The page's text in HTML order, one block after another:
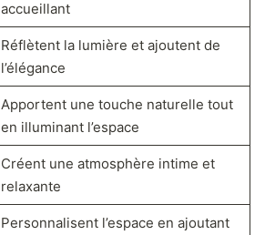
accueillant
Réflètent la lumière et ajoutent de
l’élégance
Apportent une touche naturelle tout
en illuminant l’espace
Créent une atmosphère intime et
relaxante
Personnalisent l’espace en ajoutant